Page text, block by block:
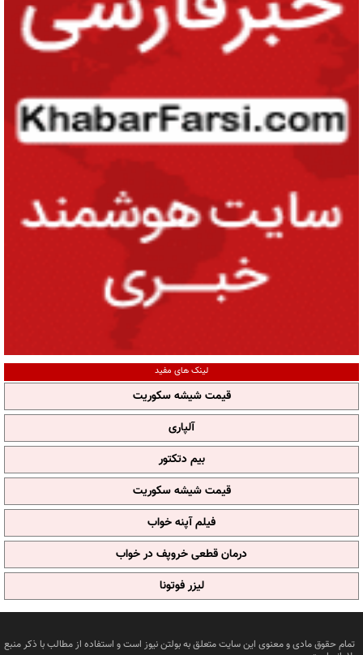
لینک های مفید
قیمت شیشه سکوریت
آلپاری
بیم دتکتور
قیمت شیشه سکوریت
فیلم آپنه خواب
درمان قطعی خروپف در خواب
لیزر فوتونا
تمام حقوق مادی و معنوی این سایت متعلق به بولتن نیوز است و استفاده از مطالب با ذکر منبع